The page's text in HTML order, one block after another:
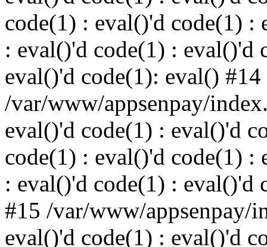
code(1) : eval()'d code(1) :
: eval()'d code(1) : eval()'d
eval()'d code(1): eval() #14
/var/www/appsenpay/
eval()'d code(1) : eval()'d
code(1) : eval()'d code(1) :
: eval()'d code(1) : eval()'d
#15 /var/www/appsenpay/
eval()'d code(1) : eval()'d